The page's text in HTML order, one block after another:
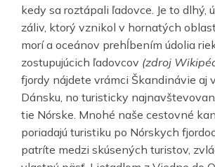
kedy sa roztápali ľadovce. Je to dlhý,
záliv, ktorý vznikol v hornatých
morí a oceánov prehĺbením údolia
zostupujúcich ľadovcov (zdroj
fjordy nájdete vrámci Škandinávie aj
Dánsku, no turisticky
tie Nórske. Mnohé naše cestovné
poriadajú turistiku po Nórskych
patríte medzi skúsených turistov,